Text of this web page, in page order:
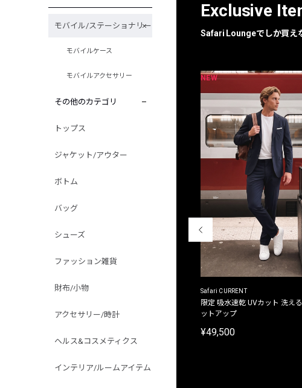
モバイル/ステーショナリー
モバイルケース
モバイルアクセサリー
その他のカテゴリ
トップス
ジャケット/アウター
ボトム
バッグ
シューズ
ファッション雑貨
財布/小物
アクセサリー/時計
ヘルス&コスメティクス
インテリア/ルームアイテム
Exclusive
Safari Loungeでしか買え
NEW
Safari CURRENT
限定 吸水速乾 UVカット 洗え
ットアップ
¥49,500